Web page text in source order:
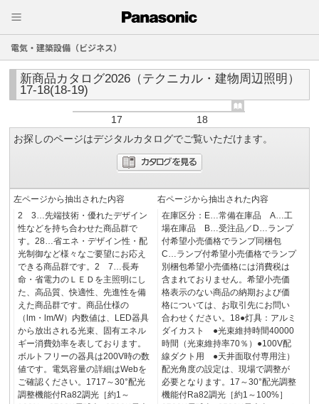
電気・建築設備（ビジネス）
新商品カタログ2026（テクニカル・建物周辺照明）
17-18(18-19)
17
18
お探しのページはデジタルカタログでご覧いただけます。
左ページから抽出された内容
2 3…先端技術・優れたデザイン
性などを持ち合わせた商品群で
す。28…省エネ・デザイン性・配
光制御など様々なご要望にお応え
できる商品群です。2 7…長寿
命・省電力のＬＥＤを主照明にし
た、高品質、快適性、先進性を備
えた商品群です。商品仕様の
（lm・lm/W）内数値は、LED器具
から放出される光束、固有エネル
ギー消費効率を表しております。
ボルトフリーの器具は200V時の数
値です。電気容量の詳細はWebを
ご確認ください。1717～30°配光
調整機能付Ra82調光［約1～
右ページから抽出された内容
在庫区分：E…常備在庫品 A…工
場在庫品 B…受注品／D…ランプ
付希望小売価格でランプ同梱包
C…ランプ付希望小売価格でランプ
別梱包希望小売価格には消費税は
含まれておりません。希望小売価
格表示のない商品の納期および価
格については、お取引先にお問い
合わせください。18●灯具：アルミ
ダイカスト ●光束維持時間40000
時間（光束維持率70％）●100V配
線ダクト用 ●天井面取付専用注）
配光角度の設定は、現場で調整が
必要となります。17～30°配光調整
機能付Ra82調光［約1～100%］